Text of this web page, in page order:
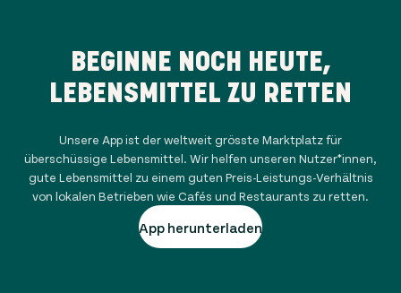
BEGINNE NOCH HEUTE,
LEBENSMITTEL ZU RETTEN
Unsere App ist der weltweit grösste Marktplatz für
überschüssige Lebensmittel. Wir helfen unseren Nutzer*innen,
gute Lebensmittel zu einem guten Preis-Leistungs-Verhältnis
von lokalen Betrieben wie Cafés und Restaurants zu retten.
App herunterladen